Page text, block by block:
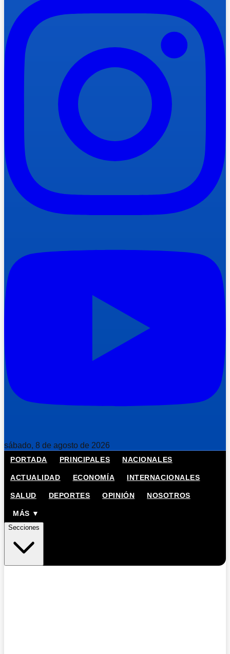
sábado, 8 de agosto de 2026
PORTADA PRINCIPALES NACIONALES
ACTUALIDAD ECONOMÍA INTERNACIONALES
SALUD DEPORTES OPINIÓN NOSOTROS
MÁS ▼
Secciones